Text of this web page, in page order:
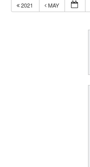
2021 MAY